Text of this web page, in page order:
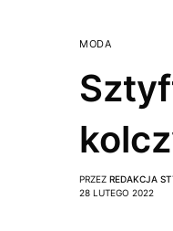
MODA
PRZEZ REDAKCJA
28 LUTEGO 2022